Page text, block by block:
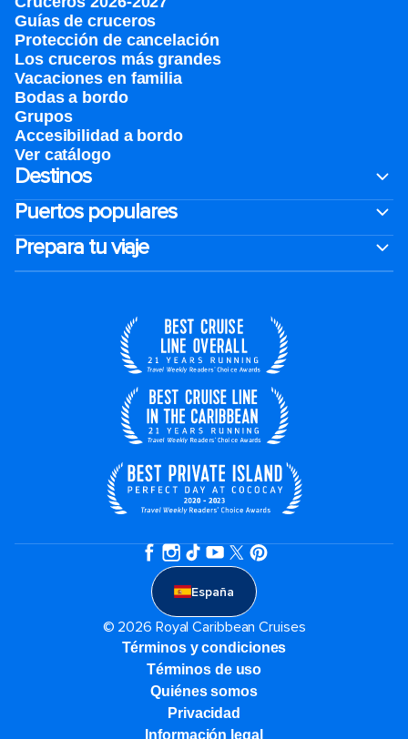
Guías de cruceros
Protección de cancelación
Los cruceros más grandes
Vacaciones en familia
Bodas a bordo
Grupos
Accesibilidad a bordo
Ver catálogo
Destinos
Puertos populares
Prepara tu viaje
España
© 2026 Royal Caribbean Cruises
Términos y condiciones
Términos de uso
Quiénes somos
Privacidad
Información legal